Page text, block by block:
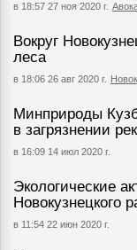
в 18:57 27 ноя 2020 г.
Вокруг
леса
в 18:06 26 авг 2020 г.
Минприроды
в загрязнении рек
в 16:09 14 июл 2020 г.
Экологические
Новокузнецкого
в 11:54 22 июн 2020 г.